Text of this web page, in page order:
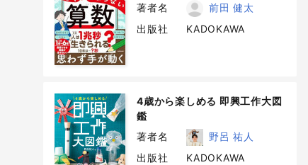
著者名
前田 健太
出版社
KADOKAWA
4歳から楽しめる 即興工作大図
鑑
著者名
野呂 祐人
出版社
KADOKAWA